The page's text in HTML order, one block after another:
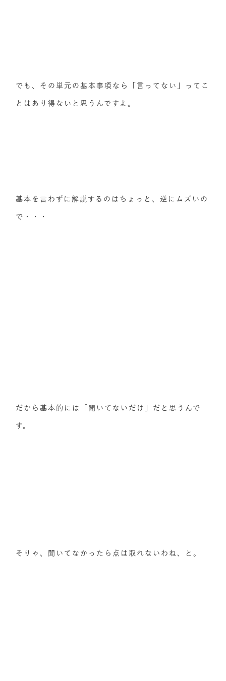
でも、その単元の基本事項なら「言ってない」ってこ
とはあり得ないと思うんですよ。
基本を言わずに解説するのはちょっと、逆にムズいの
で・・・
だから基本的には「聞いてないだけ」だと思うんで
す。
そりゃ、聞いてなかったら点は取れないわね、と。